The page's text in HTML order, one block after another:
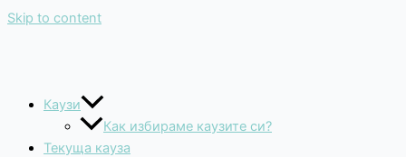
Skip to content
Каузи
Как избираме каузите си?
Текуща кауза